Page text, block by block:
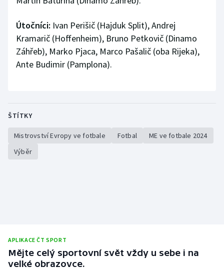
Útočníci: Ivan Perišič (Hajduk Split), Andrej
Kramarič (Hoffenheim), Bruno Petkovič (Dinamo
Záhřeb), Marko Pjaca, Marco Pašalič (oba Rijeka),
Ante Budimir (Pamplona).
ŠTÍTKY
Mistrovství Evropy ve fotbale Fotbal
ME ve fotbale 2024
Výběr
APLIKACE ČT SPORT
Mějte celý sportovní svět vždy u sebe i na
velké obrazovce.